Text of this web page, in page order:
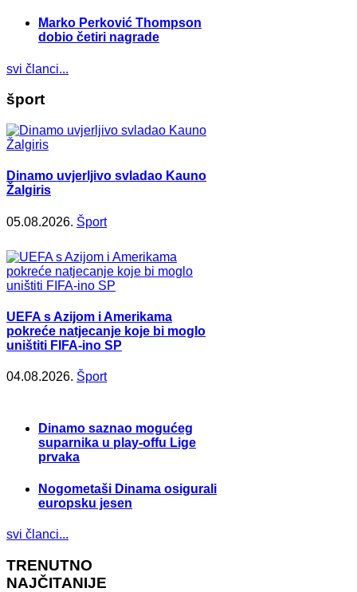
Marko Perković Thompson
dobio četiri nagrade
svi članci...
šport
Dinamo uvjerljivo svladao Kauno
Žalgiris
05.08.2026. Šport
UEFA s Azijom i Amerikama
pokreće natjecanje koje bi moglo
uništiti FIFA-ino SP
04.08.2026. Šport
Dinamo saznao mogućeg
suparnika u play-offu Lige
prvaka
Nogometaši Dinama osigurali
europsku jesen
svi članci...
TRENUTNO
NAJČITANIJE